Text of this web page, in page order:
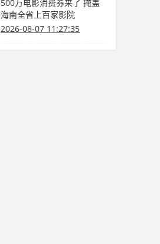
500万电影消费券来了 掩盖
海南全省上百家影院
2026-08-07 11:27:35